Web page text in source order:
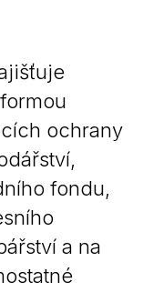
ochrany
fondu,
a na